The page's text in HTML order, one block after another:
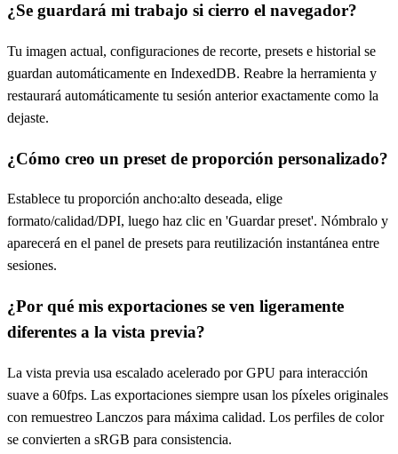
¿Se guardará mi trabajo si cierro el navegador?
Tu imagen actual, configuraciones de recorte, presets e historial se
guardan automáticamente en IndexedDB. Reabre la herramienta y
restaurará automáticamente tu sesión anterior exactamente como la
dejaste.
¿Cómo creo un preset de proporción personalizado?
Establece tu proporción ancho:alto deseada, elige
formato/calidad/DPI, luego haz clic en 'Guardar preset'. Nómbralo y
aparecerá en el panel de presets para reutilización instantánea entre
sesiones.
¿Por qué mis exportaciones se ven ligeramente
diferentes a la vista previa?
La vista previa usa escalado acelerado por GPU para interacción
suave a 60fps. Las exportaciones siempre usan los píxeles originales
con remuestreo Lanczos para máxima calidad. Los perfiles de color
se convierten a sRGB para consistencia.